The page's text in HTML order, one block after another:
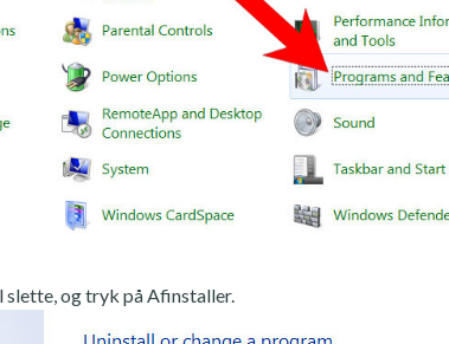
slette, og tryk på Afinstaller.